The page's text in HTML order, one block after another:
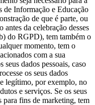
de Informação e Educação
de que é parte, ou
antes da celebração desses
do RGPD), tem também o
momento, tem o
com a sua
dados pessoais, caso
os seus dados
legítimo, por exemplo, no
e serviços. Se os seus
para fins de marketing, tem